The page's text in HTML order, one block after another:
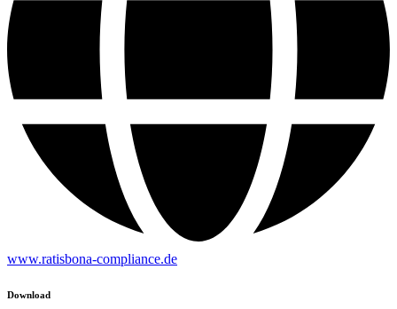
www.ratisbona-compliance.de
Download